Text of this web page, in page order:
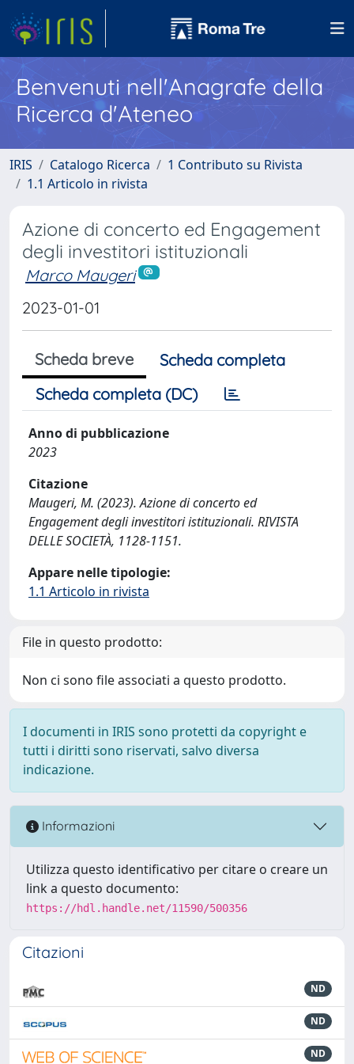
Benvenuti nell'Anagrafe della
Ricerca d'Ateneo
IRIS Catalogo Ricerca
1 Contributo su Rivista
1.1 Articolo in rivista
Azione di concerto ed Engagement
degli investitori istituzionali
Marco Maugeri
2023-01-01
Scheda breve
Scheda completa
Scheda completa (DC)
Anno di pubblicazione
2023
Citazione
Maugeri, M. (2023). Azione di concerto ed
Engagement degli investitori istituzionali. RIVISTA
DELLE SOCIETÀ, 1128-1151.
Appare nelle tipologie:
1.1 Articolo in rivista
File in questo prodotto:
Non ci sono file associati a questo prodotto.
I documenti in IRIS sono protetti da copyright e
tutti i diritti sono riservati, salvo diversa
indicazione.
Informazioni
Utilizza questo identificativo per citare o creare un
link a questo documento:
https://hdl.handle.net/11590/500356
Citazioni
ND
ND
ND